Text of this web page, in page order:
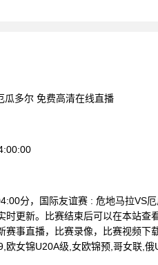
瓜多尔 免费高清在线直播
分，国际友谊赛 : 危地马拉VS
时更新。比赛结束后可以在本站查
赛事直播，比赛录像，比赛视频
女锦U20A级,女欧锦预,哥女联,俄